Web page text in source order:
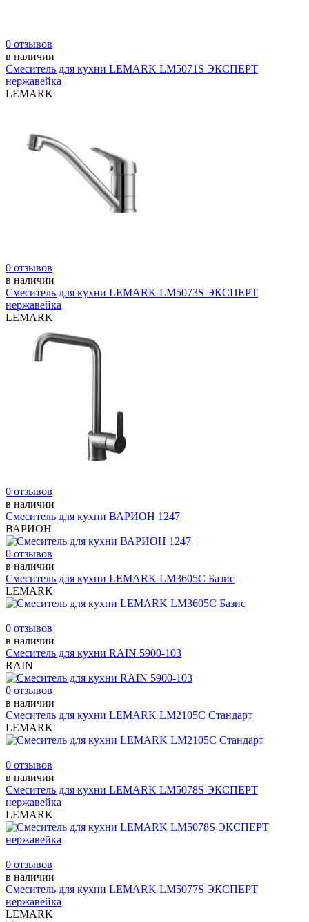
0 отзывов
в наличии
Смеситель для кухни LEMARK LM5071S ЭКСПЕРТ
нержавейка
LEMARK
0 отзывов
в наличии
Смеситель для кухни LEMARK LM5073S ЭКСПЕРТ
нержавейка
LEMARK
0 отзывов
в наличии
Смеситель для кухни ВАРИОН 1247
ВАРИОН
0 отзывов
в наличии
Смеситель для кухни LEMARK LM3605С Базис
LEMARK
0 отзывов
в наличии
Смеситель для кухни RAIN 5900-103
RAIN
0 отзывов
в наличии
Смеситель для кухни LEMARK LM2105С Стандарт
LEMARK
0 отзывов
в наличии
Смеситель для кухни LEMARK LM5078S ЭКСПЕРТ
нержавейка
LEMARK
0 отзывов
в наличии
Смеситель для кухни LEMARK LM5077S ЭКСПЕРТ
нержавейка
LEMARK